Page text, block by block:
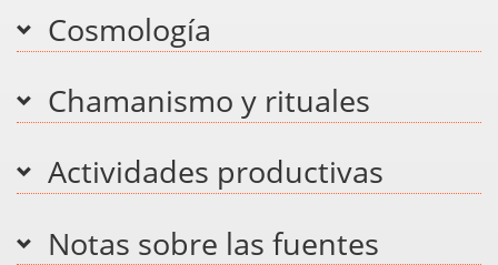
Cosmología
Chamanismo y rituales
Actividades productivas
Notas sobre las fuentes